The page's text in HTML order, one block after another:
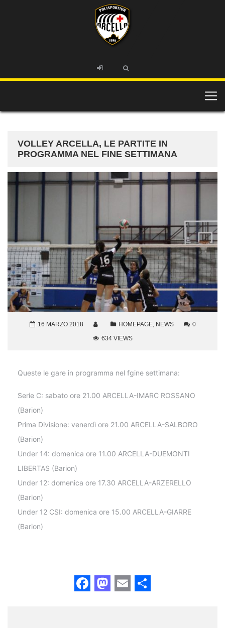
VOLLEY ARCELLA, LE PARTITE IN
PROGRAMMA NEL FINE SETTIMANA
16 MARZO 2018 HOMEPAGE, NEWS
0
634 VIEWS
Queste le gare in programma nel fgine settimana:
Serie C: sabato ore 21.00 ARCELLA-IMARC ROSSANO
(Barion)
Prima Divisione: venerdì ore 21.00 ARCELLA-SALBORO
(Barion)
Under 14: domenica ore 11.00 ARCELLA-DUEMONTI
LIBERTAS (Barion)
Under 12: domenica ore 17.30 ARCELLA-ARZERELLO
(Barion)
Under 12 CSI: domenica ore 15.00 ARCELLA-GIARRE
(Barion)